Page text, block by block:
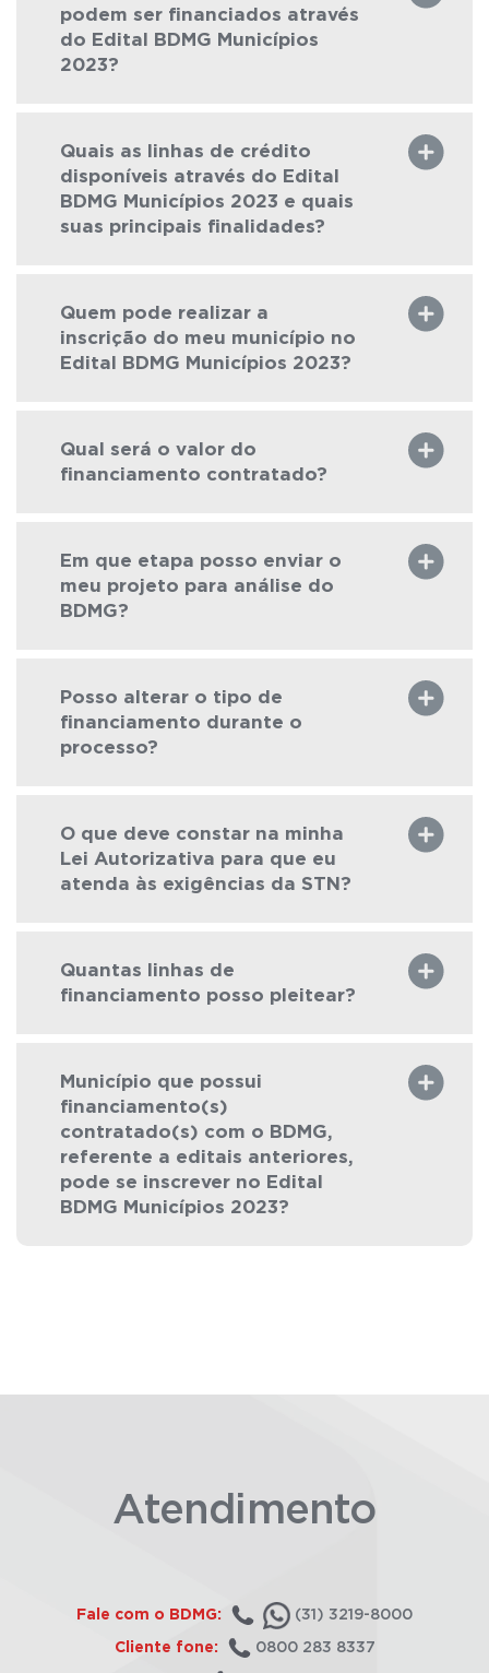
podem ser financiados através
do Edital BDMG Municípios
2023?
Quais as linhas de crédito
disponíveis através do Edital
BDMG Municípios 2023 e quais
suas principais finalidades?
Quem pode realizar a
inscrição do meu município no
Edital BDMG Municípios 2023?
Qual será o valor do
financiamento contratado?
Em que etapa posso enviar o
meu projeto para análise do
BDMG?
Posso alterar o tipo de
financiamento durante o
processo?
O que deve constar na minha
Lei Autorizativa para que eu
atenda às exigências da STN?
Quantas linhas de
financiamento posso pleitear?
Município que possui
financiamento(s)
contratado(s) com o BDMG,
referente a editais anteriores,
pode se inscrever no Edital
BDMG Municípios 2023?
Atendimento
Fale com o BDMG: (31) 3219-8000
Cliente fone: 0800 283 8337